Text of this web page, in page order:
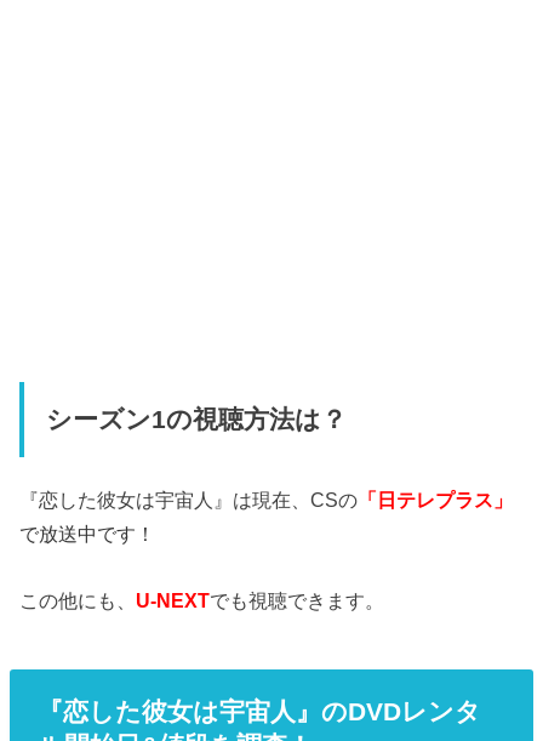
シーズン1の視聴方法は？
『恋した彼女は宇宙人』は現在、CSの 「日テレプラス」
で放送中です！
この他にも、 U-NEXTでも視聴できます。
『恋した彼女は宇宙人』のDVDレンタ